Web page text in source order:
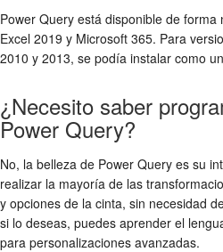
Power Query está disponible de
Excel 2019 y Microsoft 365. Para
2010 y 2013, se podía instalar como
¿Necesito saber
Power Query?
No, la belleza de Power Query es su
realizar la mayoría de las
y opciones de la cinta, sin necesidad
si lo deseas, puedes aprender el
para personalizaciones avanzadas.